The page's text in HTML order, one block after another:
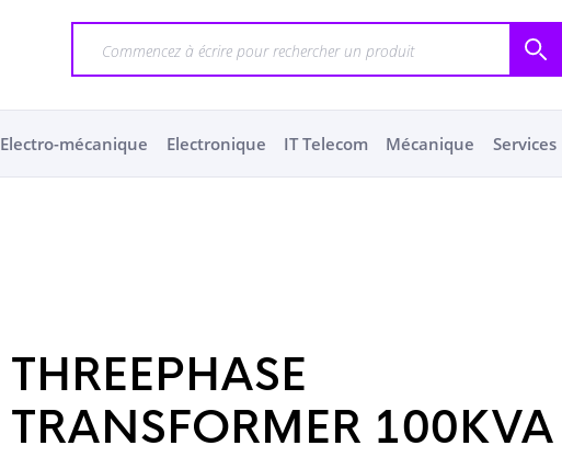
Electro-mécanique Electronique IT Telecom Mécanique Services
THREEPHASE
TRANSFORMER 100KVA